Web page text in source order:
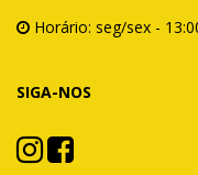
Horário: seg/sex -
SIGA-NOS